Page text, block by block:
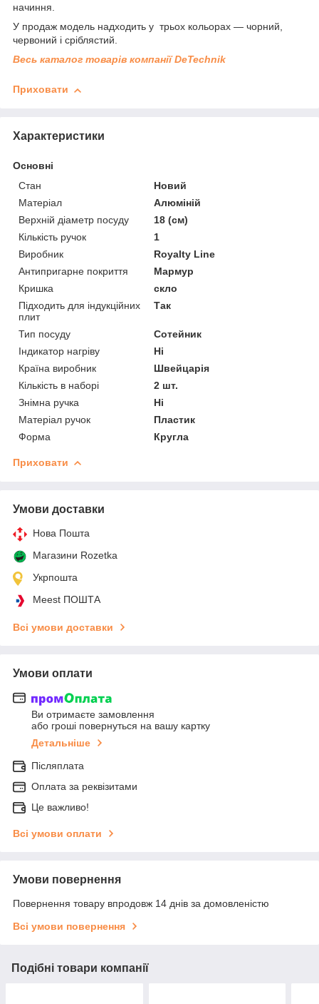
начиння.
У продаж модель надходить у трьох кольорах — чорний,
червоний і сріблястий.
Весь каталог товарів компанії DeTechnik
Приховати
Характеристики
Основні
Стан
Новий
Матеріал
Алюміній
Верхній діаметр посуду
18 (см)
Кількість ручок
1
Виробник
Royalty Line
Антипригарне покриття
Мармур
Кришка
скло
Підходить для індукційних
плит
Так
Тип посуду
Сотейник
Індикатор нагріву
Ні
Країна виробник
Швейцарія
Кількість в наборі
2 шт.
Знімна ручка
Ні
Матеріал ручок
Пластик
Форма
Кругла
Приховати
Умови доставки
Нова Пошта
Магазини Rozetka
Укрпошта
Meest ПОШТА
Всі умови доставки
Умови оплати
Ви отримаєте замовлення
або гроші повернуться на вашу картку
Детальніше
Післяплата
Оплата за реквізитами
Це важливо!
Всі умови оплати
Умови повернення
Повернення товару впродовж 14 днів за домовленістю
Всі умови повернення
Подібні товари компанії